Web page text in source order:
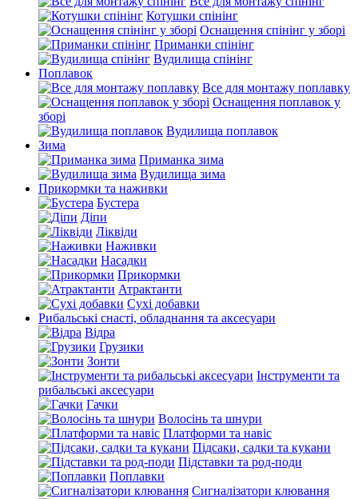
Котушки спінінг
Оснащення спінінг у зборі
Приманки спінінг
Вудилища спінінг
Поплавок
Все для монтажу поплавку
Оснащення поплавок у
зборі
Вудилища поплавок
Зима
Приманка зима
Вудилища зима
Прикормки та наживки
Бустера
Діпи
Ліквіди
Наживки
Насадки
Прикормки
Атрактанти
Сухі добавки
Рибальські снасті, обладнання та аксесуари
Відра
Грузики
Зонти
Інструменти та
рибальські аксесуари
Гачки
Волосінь та шнури
Платформи та навіс
Підсаки, садки та кукани
Підставки та род-поди
Поплавки
Сигналізатори клювання